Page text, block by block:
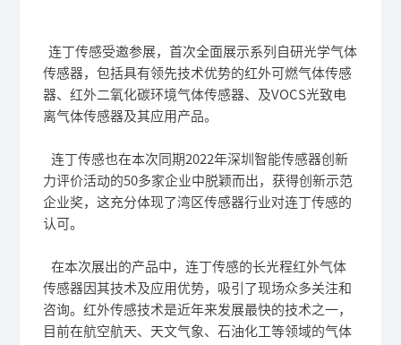
连丁传感受邀参展，首次全面展示系列自研光学气体
传感器，包括具有领先技术优势的红外可燃气体传感
器、红外二氧化碳环境气体传感器、及VOCS光致电
离气体传感器及其应用产品。
连丁传感也在本次同期2022年深圳智能传感器创新
力评价活动的50多家企业中脱颖而出，获得创新示范
企业奖，这充分体现了湾区传感器行业对连丁传感的
认可。
在本次展出的产品中，连丁传感的长光程红外气体
传感器因其技术及应用优势，吸引了现场众多关注和
咨询。红外传感技术是近年来发展最快的技术之一，
目前在航空航天、天文气象、石油化工等领域的气体